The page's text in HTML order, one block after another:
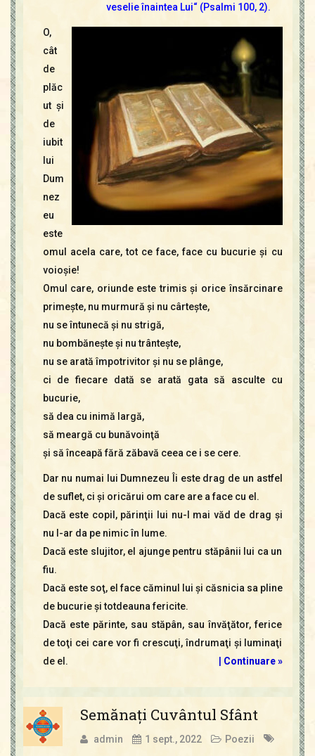
veselie înaintea Lui“ (Psalmi 100, 2).
O,
cât
de
plăc
ut şi
de
iubit
lui
Dum
nez
eu
este
omul acela care, tot ce face, face cu bucurie şi cu
voioşie!
Omul care, oriunde este trimis şi orice însărcinare
primeşte, nu murmură şi nu cârteşte,
nu se întunecă şi nu strigă,
nu bombăneşte şi nu trânteşte,
nu se arată împotrivitor şi nu se plânge,
ci de fiecare dată se arată gata să asculte cu
bucurie,
să dea cu inimă largă,
să meargă cu bunăvoinţă
şi să înceapă fără zăbavă ceea ce i se cere.
Dar nu numai lui Dumnezeu Îi este drag de un astfel
de suflet, ci şi oricărui om care are a face cu el.
Dacă este copil, părinţii lui nu-l mai văd de drag şi
nu l-ar da pe nimic în lume.
Dacă este slujitor, el ajunge pentru stăpânii lui ca un
fiu.
Dacă este soţ, el face căminul lui şi căsnicia sa pline
de bucurie şi totdeauna fericite.
Dacă este părinte, sau stăpân, sau învăţător, ferice
de toţi cei care vor fi crescuţi, îndrumaţi şi luminaţi
de el.
| Continuare »
Semănaţi Cuvântul Sfânt
admin 1 sept., 2022 Poezii